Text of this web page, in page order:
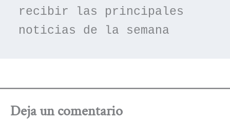
recibir las principales
noticias de la semana
Deja un comentario